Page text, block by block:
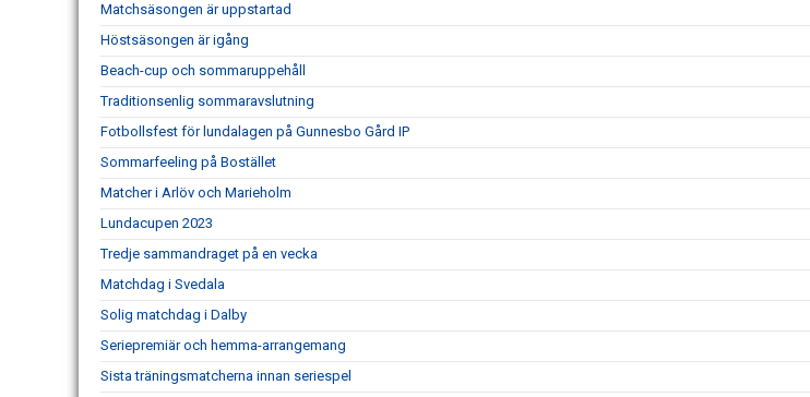
Matchsäsongen är uppstartad
Höstsäsongen är igång
Beach-cup och sommaruppehåll
Traditionsenlig sommaravslutning
Fotbollsfest för lundalagen på Gunnesbo Gård IP
Sommarfeeling på Bostället
Matcher i Arlöv och Marieholm
Lundacupen 2023
Tredje sammandraget på en vecka
Matchdag i Svedala
Solig matchdag i Dalby
Seriepremiär och hemma-arrangemang
Sista träningsmatcherna innan seriespel